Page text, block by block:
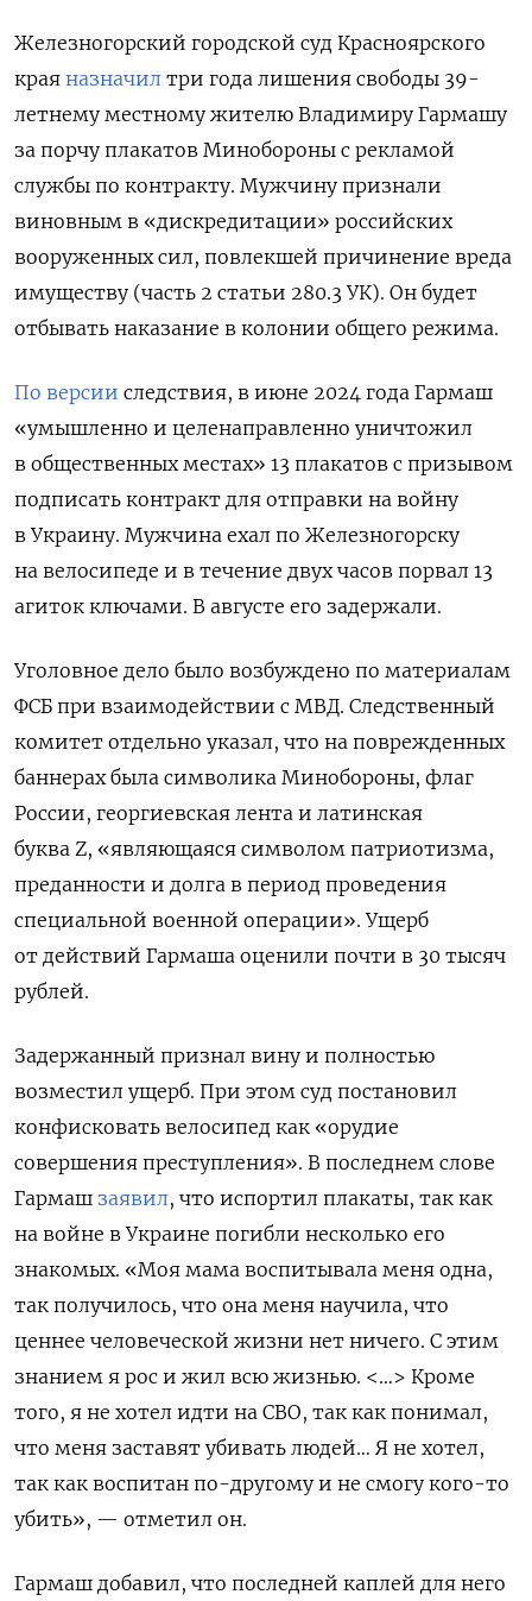
Железногорский городской суд Красноярского
края назначил три года лишения свободы 39-
летнему местному жителю Владимиру Гармашу
за порчу плакатов Минобороны с рекламой
службы по контракту. Мужчину признали
виновным в «дискредитации» российских
вооруженных сил, повлекшей причинение вреда
имуществу (часть 2 статьи 280.3 УК). Он будет
отбывать наказание в колонии общего режима.
По версии следствия, в июне 2024 года Гармаш
«умышленно и целенаправленно уничтожил
в общественных местах» 13 плакатов с призывом
подписать контракт для отправки на войну
в Украину. Мужчина ехал по Железногорску
на велосипеде и в течение двух часов порвал 13
агиток ключами. В августе его задержали.
Уголовное дело было возбуждено по материалам
ФСБ при взаимодействии с МВД. Следственный
комитет отдельно указал, что на поврежденных
баннерах была символика Минобороны, флаг
России, георгиевская лента и латинская
буква Z, «являющаяся символом патриотизма,
преданности и долга в период проведения
специальной военной операции». Ущерб
от действий Гармаша оценили почти в 30 тысяч
рублей.
Задержанный признал вину и полностью
возместил ущерб. При этом суд постановил
конфисковать велосипед как «орудие
совершения преступления». В последнем слове
Гармаш заявил, что испортил плакаты, так как
на войне в Украине погибли несколько его
знакомых. «Моя мама воспитывала меня одна,
так получилось, что она меня научила, что
ценнее человеческой жизни нет ничего. С этим
знанием я рос и жил всю жизнью. <…> Кроме
того, я не хотел идти на СВО, так как понимал,
что меня заставят убивать людей… Я не хотел,
так как воспитан по-другому и не смогу кого-то
убить», — отметил он.
Гармаш добавил, что последней каплей для него